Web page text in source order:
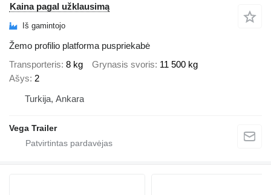
Kaina pagal užklausimą
Iš gamintojo
Žemo profilio platforma puspriekabė
Transporteris 8 kg Grynasis svoris 11 500 kg
Ašys 2
Turkija, Ankara
Vega Trailer